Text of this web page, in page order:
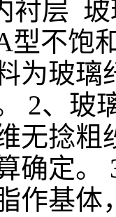
衬层
型不饱
为玻
2、玻
无捻粗
确定
作基